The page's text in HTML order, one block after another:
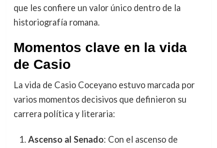
que les confiere un valor único dentro de la
historiografía romana.
Momentos clave en la vida
de Casio
La vida de Casio Coceyano estuvo marcada por
varios momentos decisivos que definieron su
carrera política y literaria:
Ascenso al Senado: Con el ascenso de